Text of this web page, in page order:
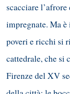
scacciare
impregnate. Ma
poveri e ricchi si
cattedrale, che si
Firenze del XV